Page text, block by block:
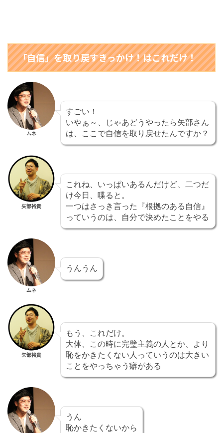
「自信」を取り戻すきっかけ！はこれだけ！
ムネ
すごい！
いやぁ～、じゃあどうやったら矢部さん
は、ここで自信を取り戻せたんですか？
矢部裕貴
これね、いっぱいあるんだけど、二つだ
け今日、喋ると。
一つはさっき言った『根拠のある自信』
っていうのは、自分で決めたことをやる
ムネ
うんうん
矢部裕貴
もう、これだけ。
大体、この時に完璧主義の人とか、より
恥をかきたくない人っていうのは大きい
ことをやっちゃう癖がある
うん
恥かきたくないから